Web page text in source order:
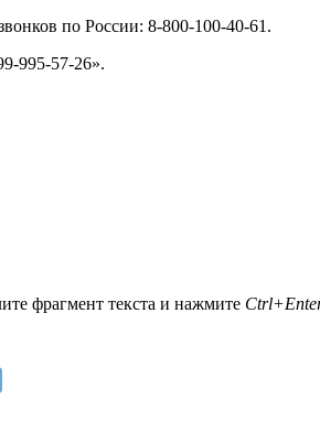
по России: 8-800-100-40-61.
995-57-26».
фрагмент текста и нажмите